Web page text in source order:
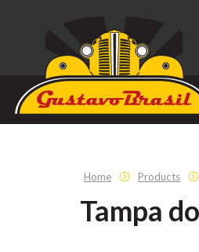
Home Products
Tampa